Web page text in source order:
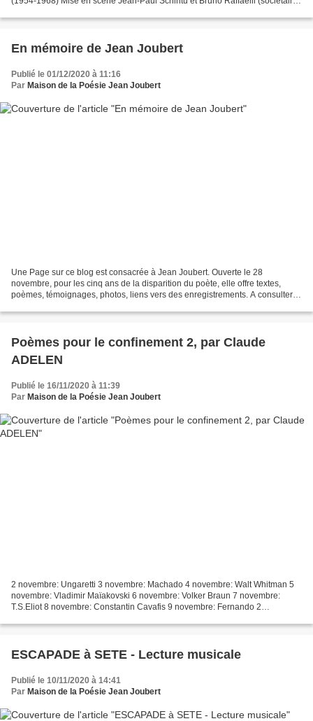
En mémoire de Jean Joubert
Publié le 01/12/2020 à 11:16
Par Maison de la Poésie Jean Joubert
Une Page sur ce blog est consacrée à Jean Joubert. Ouverte le 28
novembre, pour les cinq ans de la disparition du poète, elle offre textes,
poèmes, témoignages, photos, liens vers des enregistrements. A consulter
Poèmes pour le confinement 2, par Claude
ADELEN
Publié le 16/11/2020 à 11:39
Par Maison de la Poésie Jean Joubert
2 novembre: Ungaretti 3 novembre: Machado 4 novembre: Walt Whitman 5
novembre: Vladimir Maïakovski 6 novembre: Volker Braun 7 novembre:
T.S.Eliot 8 novembre: Constantin Cavafis 9 novembre: Fernando 2
ESCAPADE à SETE - Lecture musicale
Publié le 10/11/2020 à 14:41
Par Maison de la Poésie Jean Joubert